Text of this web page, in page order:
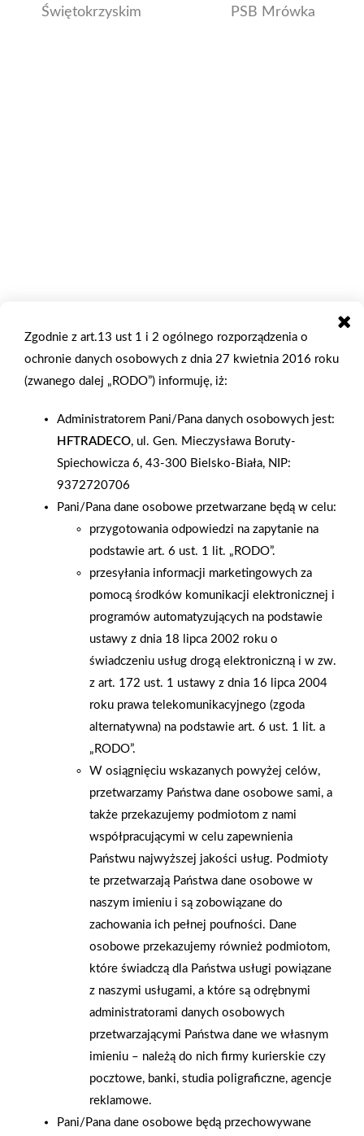
Świętokrzyskim
PSB Mrówka
Rozbudowa Mrówki w
Złotoryi
Akcja Bezpieczna droga
do szkoły z Mrówką
2021-10-06
Otwarcie sklepu
Mrówka w Jelczu-
metamorfozie
2021-09-30
W Uniejowie ruszył
sklep Mrówka
2021-09-30
Akcja "Bezpieczna droga
do szkoły" z Mrówką w
Pobiedziskach
2021-09-30
Mrówka Koronowo
"Bezpieczna droga do
Zgodnie z art.13 ust 1 i 2 ogólnego rozporządzenia o
ochronie danych osobowych z dnia 27 kwietnia 2016 roku
(zwanego dalej „RODO”) informuję, iż:
Administratorem Pani/Pana danych osobowych jest:
HFTRADECO, ul. Gen. Mieczysława Boruty-
Spiechowicza 6, 43-300 Bielsko-Biała, NIP:
9372720706
Pani/Pana dane osobowe przetwarzane będą w celu:
przygotowania odpowiedzi na zapytanie na
podstawie art. 6 ust. 1 lit. „RODO”.
przesyłania informacji marketingowych za
pomocą środków komunikacji elektronicznej i
programów automatyzujących na podstawie
ustawy z dnia 18 lipca 2002 roku o
świadczeniu usług drogą elektroniczną i w zw.
z art. 172 ust. 1 ustawy z dnia 16 lipca 2004
roku prawa telekomunikacyjnego (zgoda
alternatywna) na podstawie art. 6 ust. 1 lit. a
„RODO”.
W osiągnięciu wskazanych powyżej celów,
przetwarzamy Państwa dane osobowe sami, a
także przekazujemy podmiotom z nami
współpracującymi w celu zapewnienia
Państwu najwyższej jakości usług. Podmioty
te przetwarzają Państwa dane osobowe w
naszym imieniu i są zobowiązane do
zachowania ich pełnej poufności. Dane
osobowe przekazujemy również podmiotom,
które świadczą dla Państwa usługi powiązane
z naszymi usługami, a które są odrębnymi
administratorami danych osobowych
przetwarzającymi Państwa dane we własnym
imieniu – należą do nich firmy kurierskie czy
pocztowe, banki, studia poligraficzne, agencje
reklamowe.
Pani/Pana dane osobowe będą przechowywane